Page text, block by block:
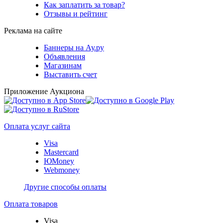
Как заплатить за товар?
Отзывы и рейтинг
Реклама на сайте
Баннеры на Ау.ру
Объявления
Магазинам
Выставить счет
Приложение Аукциона
Оплата услуг сайта
Visa
Mastercard
ЮMoney
Webmoney
Другие способы оплаты
Оплата товаров
Visa